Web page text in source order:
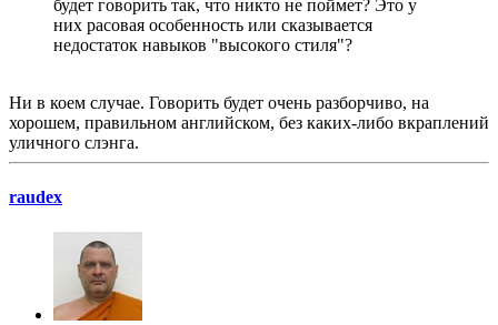
будет говорить так, что никто не поймет? Это у
них расовая особенность или сказывается
недостаток навыков "высокого стиля"?
Ни в коем случае. Говорить будет очень разборчиво, на
хорошем, правильном английском, без каких-либо вкраплений
уличного слэнга.
raudex